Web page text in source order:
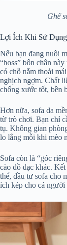
Ghế
Lợi Ích Khi Sử
Nếu bạn đang nuôi
“boss” bốn chân
có chỗ nằm thoải
nghịch ngợm. Chất
chống xước tốt, bền
Hơn nữa, sofa da
từ trò chơi. Bạn chỉ
tụ. Không gian
lo lắng mỗi khi mèo
Sofa còn là “góc
cào đồ đạc khác.
thể, đầu tư sofa cho
ích kép cho cả